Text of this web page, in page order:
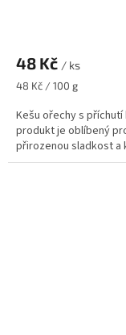
48 Kč / ks
Měrná
48 Kč / 100 g
Kešu ořechy s
produkt je oblíbený
přirozenou sladkost a